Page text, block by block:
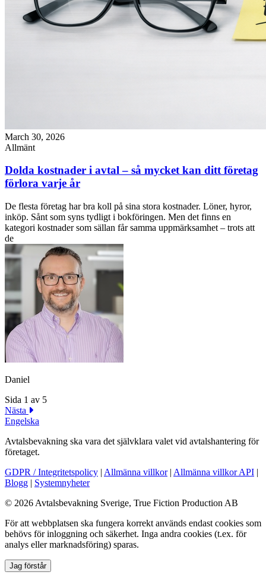
March 30, 2026
Allmänt
Dolda kostnader i avtal – så mycket kan ditt företag
förlora varje år
De flesta företag har bra koll på sina stora kostnader. Löner, hyror,
inköp. Sånt som syns tydligt i bokföringen. Men det finns en
kategori kostnader som sällan får samma uppmärksamhet – trots att
de
Daniel
Sida 1 av 5
Nästa
Engelska
Avtalsbevakning ska vara det självklara valet vid avtalshantering för
företaget.
GDPR / Integritetspolicy | Allmänna villkor| Allmänna villkor API |
Blogg | Systemnyheter
© 2026 Avtalsbevakning Sverige, True Fiction Production AB
För att webbplatsen ska fungera korrekt används endast cookies som
behövs för inloggning och säkerhet. Inga andra cookies (t.ex. för
analys eller marknadsföring) sparas.
Jag förstår